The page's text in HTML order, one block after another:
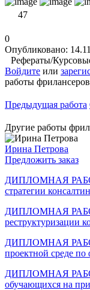
47
0
Опубликовано:
Рефераты/
Войдите или
работы
Предыдущая работа
Другие работы
Ирина Петрова
Предложить заказ
ДИПЛОМНАЯ
стратегии
ДИПЛОМНАЯ
реструктуризации
ДИПЛОМНАЯ
проектной среде
ДИПЛОМНАЯ
обучающихся на